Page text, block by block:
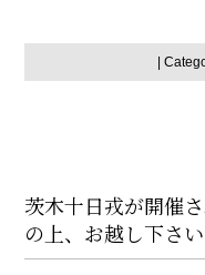
|
茨木十日戎が開催
の上、お越し下さい